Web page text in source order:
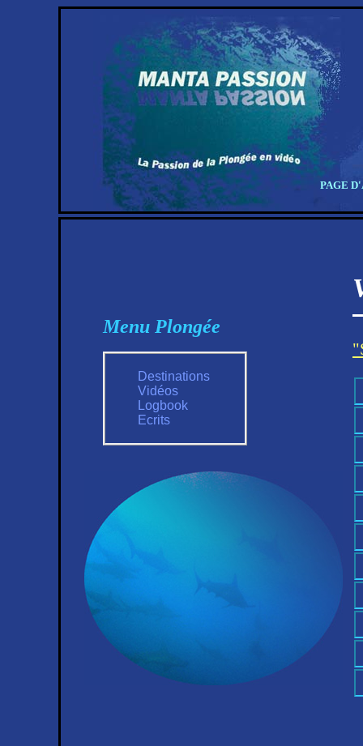
PAGE
Menu Plongée
Destinations
Vidéos
Logbook
Ecrits